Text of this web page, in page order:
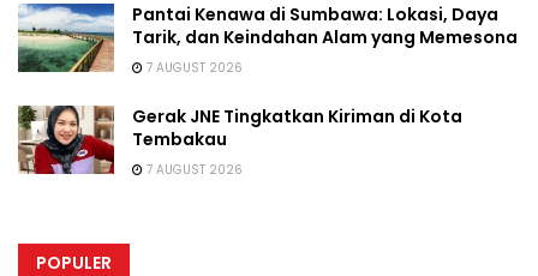
Pantai Kenawa di Sumbawa: Lokasi, Daya
Tarik, dan Keindahan Alam yang Memesona
7 AUGUST 2026
Gerak JNE Tingkatkan Kiriman di Kota
Tembakau
7 AUGUST 2026
POPULER